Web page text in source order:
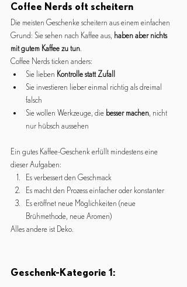
Coffee Nerds oft scheitern
Die meisten Geschenke scheitern aus einem einfachen
Grund: Sie sehen nach Kaffee aus, haben aber nichts
mit gutem Kaffee zu tun.
Coffee Nerds ticken anders:
Sie lieben Kontrolle statt Zufall
Sie investieren lieber einmal richtig als dreimal
falsch
Sie wollen Werkzeuge, die besser machen, nicht
nur hübsch aussehen
Ein gutes Kaffee-Geschenk erfüllt mindestens eine
dieser Aufgaben:
Es verbessert den Geschmack
Es macht den Prozess einfacher oder konstanter
Es eröffnet neue Möglichkeiten (neue
Brühmethode, neue Aromen)
Alles andere ist Deko.
Geschenk-Kategorie 1: